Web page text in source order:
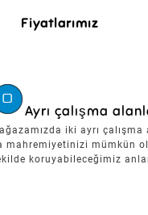
Fiyatlarımız
Ayrı çalışma
iki ayrı çalışma
mahremiyetinizi mümkün
koruyabileceğimiz